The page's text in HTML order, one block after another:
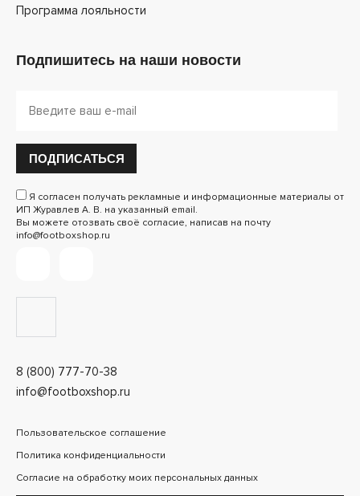
8 (800) 777-70-38
info@footboxshop.ru
Программа лояльности
Подпишитесь на наши новости
ПОДПИСАТЬСЯ
Я согласен получать рекламные и информационные материалы от
ИП Журавлев А. В. на указанный email.
Вы можете отозвать своё согласие, написав на почту
info@footboxshop.ru
Пользовательское соглашение
Политика конфиденциальности
Согласие на обработку моих персональных данных